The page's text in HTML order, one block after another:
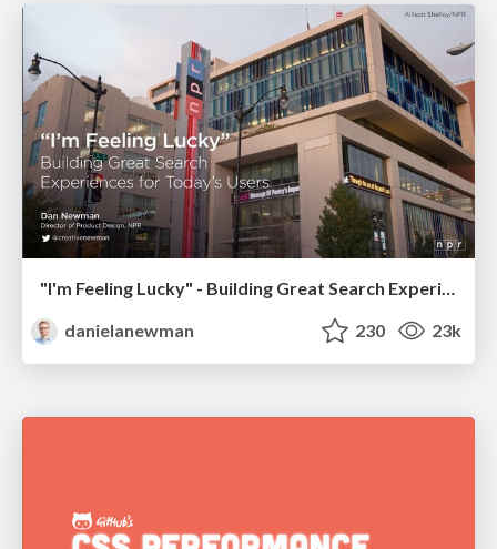
"I'm Feeling Lucky" - Building Great Search Experiences for Today's Users (#IAC19)
danielanewman
230 23k